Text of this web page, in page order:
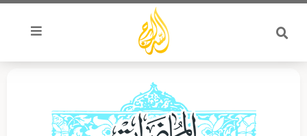
تخطي
المحتوى